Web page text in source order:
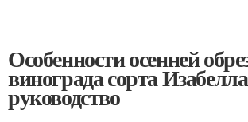
Особенности осенней
винограда сорта
руководство